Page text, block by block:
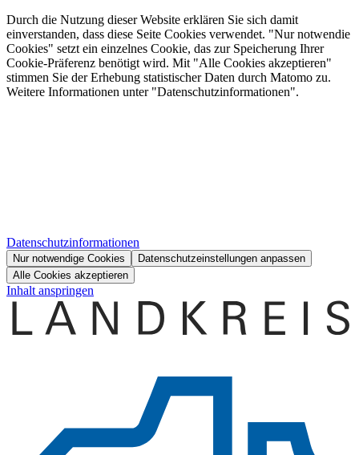
Durch die Nutzung dieser Website erklären Sie sich damit
einverstanden, dass diese Seite Cookies verwendet. "Nur notwendie
Cookies" setzt ein einzelnes Cookie, das zur Speicherung Ihrer
Cookie-Präferenz benötigt wird. Mit "Alle Cookies akzeptieren"
stimmen Sie der Erhebung statistischer Daten durch Matomo zu.
Weitere Informationen unter "Datenschutzinformationen".
Datenschutzinformationen
Nur notwendige Cookies
Datenschutzeinstellungen anpassen
Alle Cookies akzeptieren
Inhalt anspringen